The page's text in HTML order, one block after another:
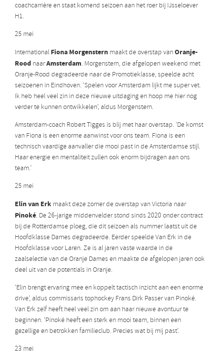
coachcarrière en staat komend seizoen aan het roer bij IJsseloever
H1.
25 mei
International Fiona Morgenstern maakt de overstap vanOranje-
Rood naarAmsterdam. Morgenstern, die afgelopen weekend met
Oranje-Rood degradeerde naar de Promotieklasse, speelde acht
seizoenen in Eindhoven. ‘Spelen voor Amsterdam lijkt me super vet.
Ik heb heel veel zin in deze nieuwe uitdaging en hoop me hier nog
verder te kunnen ontwikkelen’, aldus Morgenstern.
Amsterdam-coach Robert Tigges is blij met haar overstap. ‘De komst
van Fiona is een enorme aanwinst voor ons team. Fiona is een
technisch vaardige aanvaller die mooi past in de Amsterdamse stijl.
Haar energie en mentaliteit zullen ook enorm bijdragen aan ons
team.’
25 mei
Elin van Erk maakt deze zomer de overstap van Victoria naar
Pinoké. De 26-jarige middenvelder stond sinds 2020 onder contract
bij de Rotterdamse ploeg, die dit seizoen als nummer laatst uit de
Hoofdklasse Dames degradeerde. Eerder speelde Van Erk in de
Hoofdklasse voor Laren. Ze is al jaren vaste waarde in de
zaalselectie van de Oranje Dames en maakte de afgelopen jaren ook
deel uit van de potentials in Oranje.
‘Elin brengt ervaring mee en koppelt tactisch inzicht aan een enorme
drive’, aldus commissaris tophockey Frans Dirk Passer van Pinoké.
Van Erk zelf heeft heel veel zin om aan haar nieuwe avontuur te
beginnen. ‘Pinoké heeft een sterk en mooi team, binnen een
gezellige en betrokken familieclub. Precies wat bij mij past’.
23 mei